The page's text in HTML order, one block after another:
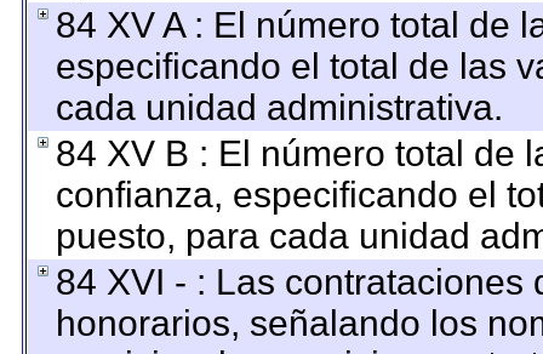
84 XV A : El número total de
especificando el total de las
cada unidad administrativa.
84 XV B : El número total de
confianza, especificando el
puesto, para cada unidad
84 XVI - : Las
honorarios, señalando los